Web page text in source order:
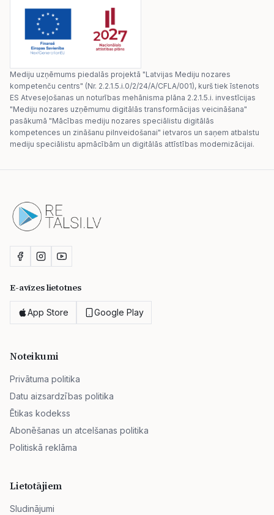
Mediju uzņēmums piedalās projektā "Latvijas Mediju nozares
kompetenču centrs" (Nr. 2.2.1.5.i.0/2/24/A/CFLA/001), kurš tiek īstenots
ES Atveseļošanas un noturības mehānisma plāna 2.2.1.5.i. investīcijas
"Mediju nozares uzņēmumu digitālās transformācijas veicināšana"
pasākumā "Mācības mediju nozares speciālistu digitālās
kompetences un zināšanu pilnveidošanai" ietvaros un saņem atbalstu
mediju speciālistu apmācībām un digitālās attīstības modernizācijai.
E-avīzes lietotnes
App Store Google Play
Noteikumi
Privātuma politika
Datu aizsardzības politika
Ētikas kodekss
Abonēšanas un atcelšanas politika
Politiskā reklāma
Lietotājiem
Sludinājumi